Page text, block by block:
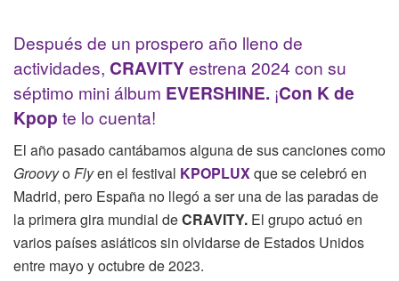
Después de un prospero año lleno de
actividades, CRAVITYestrena 2024 con su
séptimo mini álbum EVERSHINE. ¡Con K de
Kpop te lo cuenta!
El año pasado cantábamos alguna de sus canciones como
GroovyoFlyen el festival KPOPLUXque se celebró en
Madrid, pero España no llegó a ser una de las paradas de
la primera gira mundial deCRAVITY. El grupo actuó en
varios países asiáticos sin olvidarse de Estados Unidos
entre mayo y octubre de 2023.